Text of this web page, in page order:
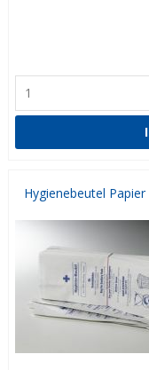
Hygienebeutel Papier